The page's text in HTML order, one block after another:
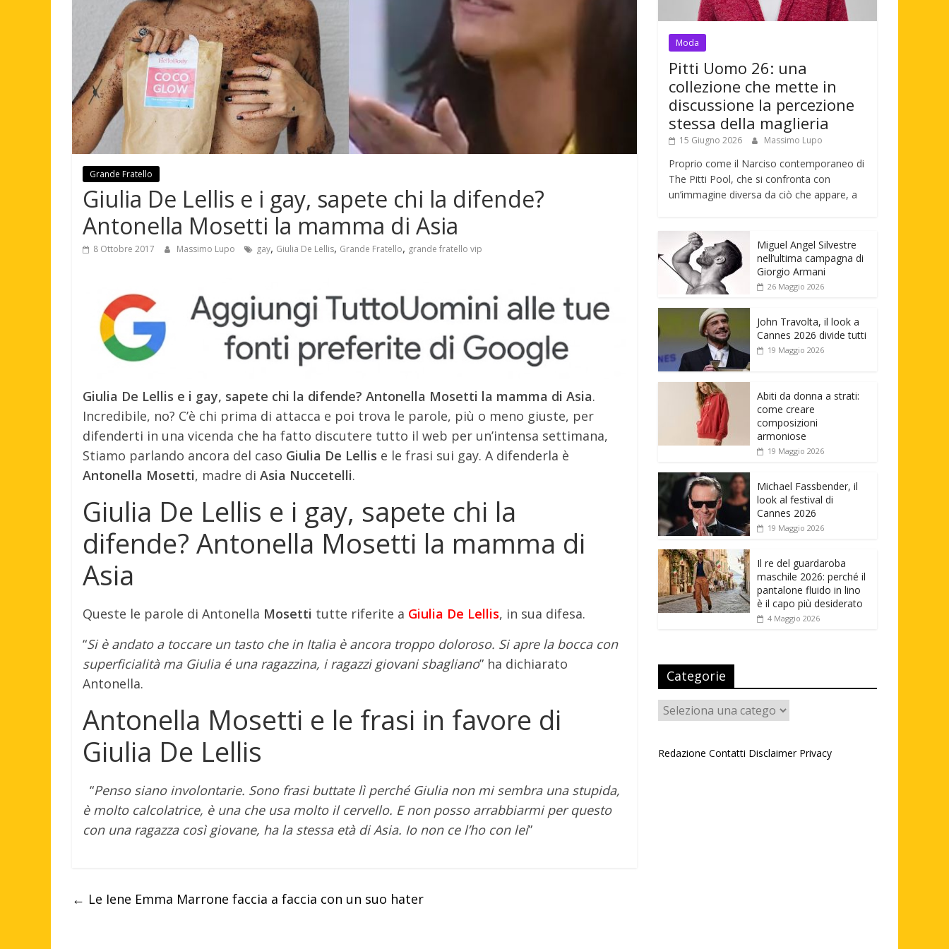
Grande Fratello
Giulia De Lellis e i gay, sapete chi la difende?
Antonella Mosetti la mamma di Asia
8 Ottobre 2017 Massimo Lupo gay, Giulia De Lellis, Grande Fratello, grande fratello vip
Giulia De Lellis e i gay, sapete chi la difende? Antonella Mosetti la mamma di Asia.
Incredibile, no? C’è chi prima di attacca e poi trova le parole, più o meno giuste, per
difenderti in una vicenda che ha fatto discutere tutto il web per un’intensa settimana,
Stiamo parlando ancora del caso Giulia De Lellis e le frasi sui gay. A difenderla è
Antonella Mosetti, madre di Asia Nuccetelli.
Giulia De Lellis e i gay, sapete chi la
difende? Antonella Mosetti la mamma di
Asia
Queste le parole di Antonella Mosetti tutte riferite a Giulia De Lellis, in sua difesa.
“Si è andato a toccare un tasto che in Italia è ancora troppo doloroso. Si apre la bocca con
superficialità ma Giulia é una ragazzina, i ragazzi giovani sbagliano” ha dichiarato
Antonella.
Antonella Mosetti e le frasi in favore di
Giulia De Lellis
“Penso siano involontarie. Sono frasi buttate lì perché Giulia non mi sembra una stupida,
è molto calcolatrice, è una che usa molto il cervello. E non posso arrabbiarmi per questo
con una ragazza così giovane, ha la stessa età di Asia. Io non ce l’ho con lei”
← Le Iene Emma Marrone faccia a faccia con un suo hater
Moda
Pitti Uomo 26: una
collezione che mette in
discussione la percezione
stessa della maglieria
15 Giugno 2026 Massimo Lupo
Proprio come il Narciso contemporaneo di
The Pitti Pool, che si confronta con
un’immagine diversa da ciò che appare, a
Miguel Angel Silvestre
nell’ultima campagna di
Giorgio Armani
26 Maggio 2026
John Travolta, il look a
Cannes 2026 divide tutti
19 Maggio 2026
Abiti da donna a strati:
come creare
composizioni
armoniose
19 Maggio 2026
Michael Fassbender, il
look al festival di
Cannes 2026
19 Maggio 2026
Il re del guardaroba
maschile 2026: perché il
pantalone fluido in lino
è il capo più desiderato
4 Maggio 2026
Categorie
Categorie
Redazione Contatti Disclaimer Privacy